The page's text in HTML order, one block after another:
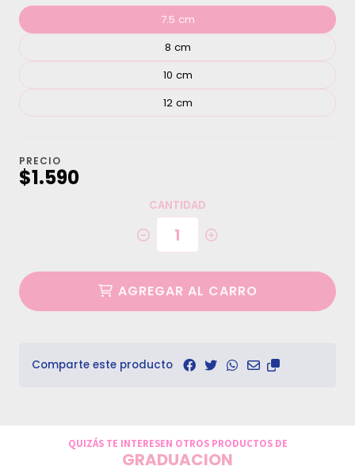
7.5 cm
8 cm
10 cm
12 cm
PRECIO
$1.590
CANTIDAD
AGREGAR AL CARRO
Comparte este producto
QUIZÁS TE INTERESEN OTROS PRODUCTOS DE
GRADUACION